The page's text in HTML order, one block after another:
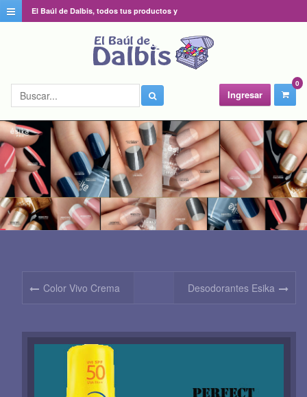
El Baúl de Dalbis, todos tus productos y
0
Ingresar
Color Vivo Crema Desodorantes Esika